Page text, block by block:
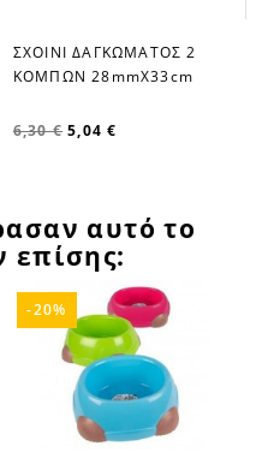
favorite_border
ΣΧΟΙΝΙ ΔΑΓΚΩΜΑΤΟΣ 2
ΚΟΜΠΩΝ 28mmX33cm
6,30 € 5,04 €
αυτό το
επίσης:
-20%